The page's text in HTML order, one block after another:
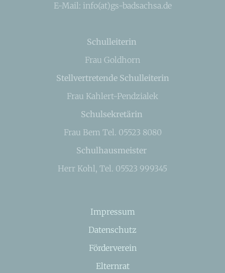
E-Mail: info(at)gs-badsachsa.de
Schulleiterin
Frau Goldhorn
Stellvertretende Schulleiterin
Frau Kahlert-Pendzialek
Schulsekretärin
Frau Bem Tel. 05523 8080
Schulhausmeister
Herr Kohl, Tel. 05523 999345
Impressum
Datenschutz
Förderverein
Elternrat